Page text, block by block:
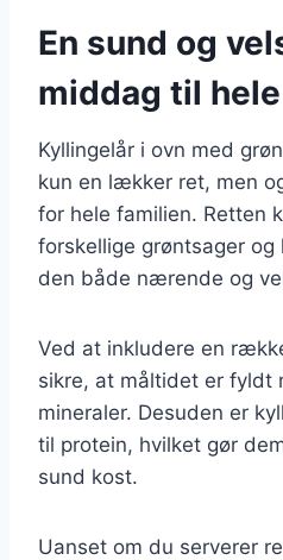
En sund og
middag til
Kyllingelår i ovn med
kun en lækker ret, men
for hele familien. Retten
forskellige grøntsager
den både nærende og
Ved at inkludere en
sikre, at måltidet er fyldt
mineraler. Desuden er
til protein, hvilket gør
sund kost.
Uanset om du serverer